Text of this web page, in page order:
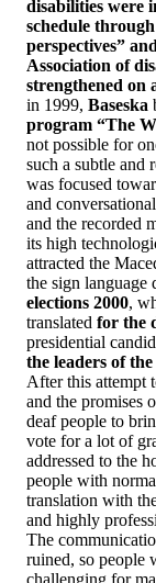
disabilities were
schedule
perspectives”
Association of
strengthened on
in 1999, Baseska
program “The
not possible for
such a subtle and
was focused
and
and the recorded
its high
attracted the
the sign language
elections 2000,
translated for the
presidential
the leaders of
After this attempt
and the promises
deaf people to
vote for a lot of
addressed to the
people with
translation with
and highly
The
ruined, so people